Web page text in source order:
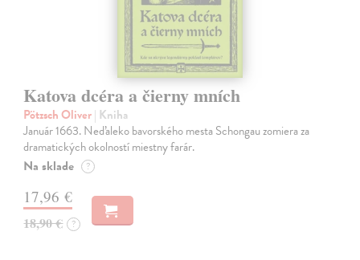
Katova dcéra a čierny mních
Pötzsch Oliver| Kniha
Január 1663. Neďaleko bavorského mesta Schongau zomiera za
dramatických okolností miestny farár.
Na sklade ?
17,96 €
18,90 € ?